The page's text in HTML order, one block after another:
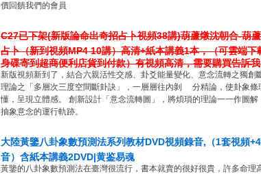
價回饋我們的會員
C27已下架(新版論命出奇招占卜視頻38講)葫蘆燉沈朝合-葫
占卜（新到視頻MP4 10講）高清+紙本講義1本，（可雲端
身碟寄到超商便利店貨到付款）有視頻高清，需要購買告訴
新版視頻新到了，結合六親活性交感、卦爻能量變化、意念流轉之獨創
理論之「多層次三度空間斷卦訣」，一層層往內剝 分精論，使卦象條
懂，呈現立體感。 創新設計「意念流轉圖」，將煩瑣的理論一一作圖
抽象意念的運行軌跡。
大陸黃鑒八卦象數預測法系列教材DVD視頻錄音,（1套視頻
音）含紙本講義2DVD|黄鉴易魂
黃鑒的八卦象數預測法在臺灣很流行，書本就賣的很好很貴，許多命理